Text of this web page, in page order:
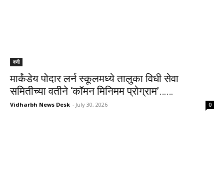
वणी
मार्कंडेय पोदार लर्न स्कूलमध्ये तालुका विधी सेवा
समितीच्या वतीने ‘कॉमन मिनिमम प्रोग्राम’……
Vidharbh News Desk - July 30, 2026 0